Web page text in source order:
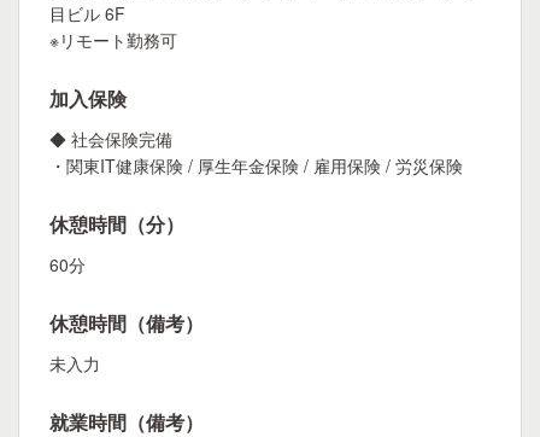
目ビル 6F
※リモート勤務可
加入保険
◆ 社会保険完備
・関東IT健康保険 / 厚生年金保険 / 雇用保険 / 労災保険
休憩時間（分）
60分
休憩時間（備考）
未入力
就業時間（備考）